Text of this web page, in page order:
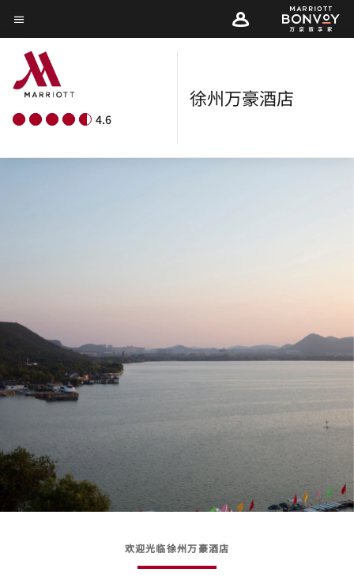
Skip
to
main
content
菜单文本
4.6
徐州万豪酒店
欢迎光临徐州万豪酒店